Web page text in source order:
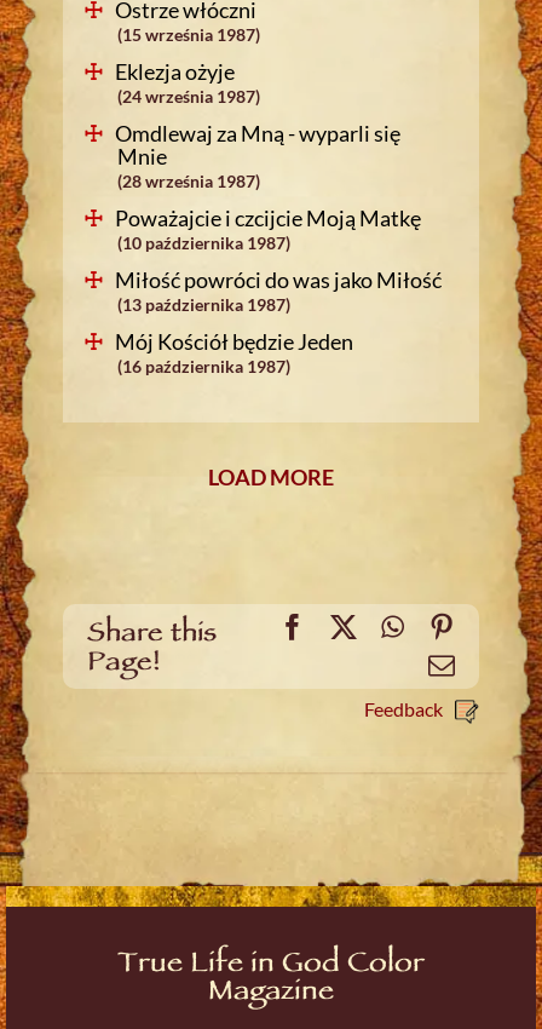
Ostrze włóczni
(15 września 1987)
Eklezja ożyje
(24 września 1987)
Omdlewaj za Mną - wyparli się
Mnie
(28 września 1987)
Poważajcie i czcijcie Moją Matkę
(10 października 1987)
Miłość powróci do was jako Miłość
(13 października 1987)
Mój Kościół będzie Jeden
(16 października 1987)
LOAD MORE
Share this
Page!
Facebook
X WhatsApp
Email
Feedback
True Life in God Color
Magazine